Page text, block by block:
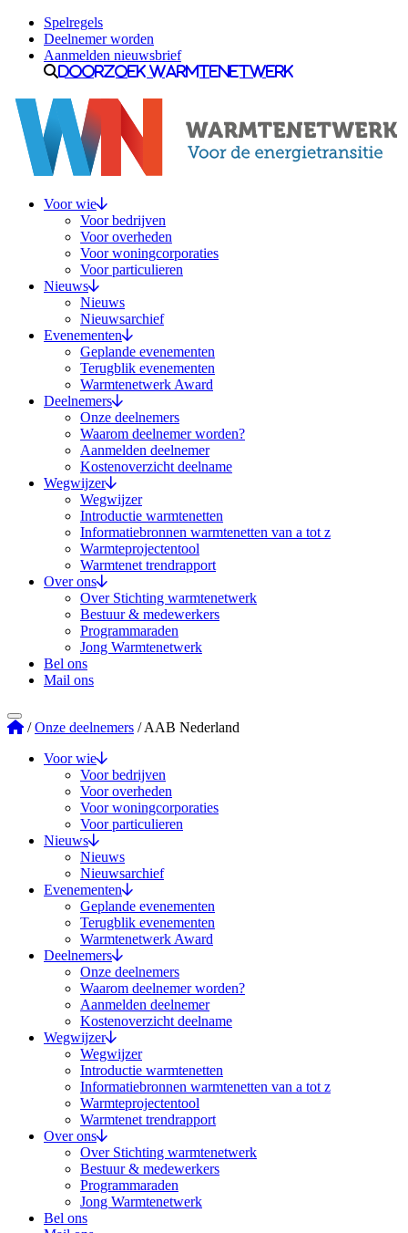
Ga naar inhoud
Spelregels
Deelnemer worden
Aanmelden nieuwsbrief
Doorzoek Warmtenetwerk
Voor wie
Voor bedrijven
Voor overheden
Voor woningcorporaties
Voor particulieren
Nieuws
Nieuws
Nieuwsarchief
Evenementen
Geplande evenementen
Terugblik evenementen
Warmtenetwerk Award
Deelnemers
Onze deelnemers
Waarom deelnemer worden?
Aanmelden deelnemer
Kostenoverzicht deelname
Wegwijzer
Wegwijzer
Introductie warmtenetten
Informatiebronnen warmtenetten van a tot z
Warmteprojectentool
Warmtenet trendrapport
Over ons
Over Stichting warmtenetwerk
Bestuur & medewerkers
Programmaraden
Jong Warmtenetwerk
Bel ons
Mail ons
Stichting Warmtenetwerk
/Onze deelnemers /AAB Nederland
Voor wie
Voor bedrijven
Voor overheden
Voor woningcorporaties
Voor particulieren
Nieuws
Nieuws
Nieuwsarchief
Evenementen
Geplande evenementen
Terugblik evenementen
Warmtenetwerk Award
Deelnemers
Onze deelnemers
Waarom deelnemer worden?
Aanmelden deelnemer
Kostenoverzicht deelname
Wegwijzer
Wegwijzer
Introductie warmtenetten
Informatiebronnen warmtenetten van a tot z
Warmteprojectentool
Warmtenet trendrapport
Over ons
Over Stichting warmtenetwerk
Bestuur & medewerkers
Programmaraden
Jong Warmtenetwerk
Bel ons